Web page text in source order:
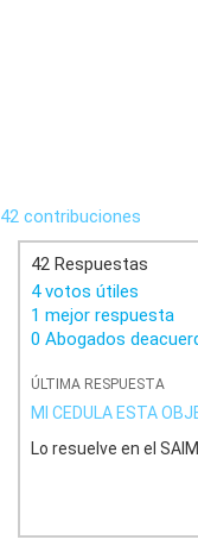
42 contribuciones
42 Respuestas
4 votos útiles
1 mejor respuesta
0 Abogados
ÚLTIMA RESPUESTA
MI CEDULA ESTA
Lo resuelve en el